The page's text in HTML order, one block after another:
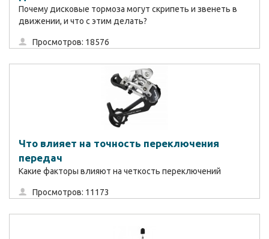
Почему дисковые тормоза могут скрипеть и звенеть в
движении, и что с этим делать?
Просмотров: 18576
Что влияет на точность переключения
передач
Какие факторы влияют на четкость переключений
Просмотров: 11173